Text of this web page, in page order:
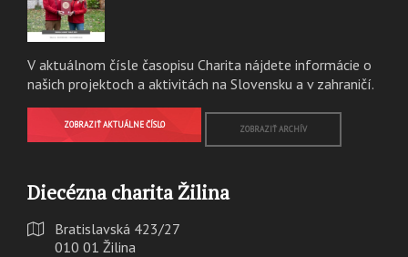
V aktuálnom čísle časopisu Charita nájdete informácie o
našich projektoch a aktivitách na Slovensku a v zahraničí.
ZOBRAZIŤ AKTUÁLNE ČÍSLO ZOBRAZIŤ ARCHÍV
Diecézna charita Žilina
Bratislavská 423/27
010 01 Žilina